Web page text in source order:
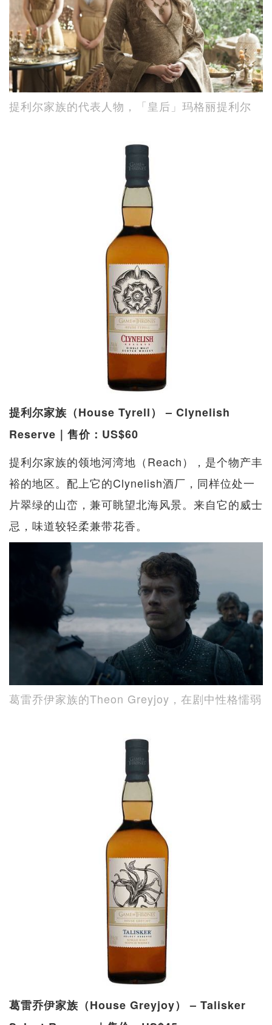
提利尔家族的代表人物，「皇后」玛格丽提利尔
提利尔家族（House Tyrell） – Clynelish
Reserve｜售价：US$60
提利尔家族的领地河湾地（Reach），是个物产丰
裕的地区。配上它的Clynelish酒厂，同样位处一
片翠绿的山峦，兼可眺望北海风景。来自它的威士
忌，味道较轻柔兼带花香。
葛雷乔伊家族的Theon Greyjoy，在剧中性格懦弱
葛雷乔伊家族（House Greyjoy） – Talisker